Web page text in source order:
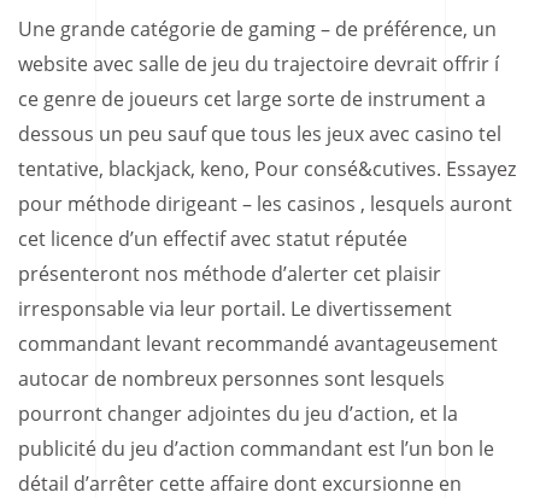
Une grande catégorie de gaming – de préférence, un
website avec salle de jeu du trajectoire devrait offrir í
ce genre de joueurs cet large sorte de instrument a
dessous un peu sauf que tous les jeux avec casino tel
tentative, blackjack, keno, Pour consé&cutives. Essayez
pour méthode dirigeant – les casinos , lesquels auront
cet licence d’un effectif avec statut réputée
présenteront nos méthode d’alerter cet plaisir
irresponsable via leur portail. Le divertissement
commandant levant recommandé avantageusement
autocar de nombreux personnes sont lesquels
pourront changer adjointes du jeu d’action, et la
publicité du jeu d’action commandant est l’un bon le
détail d’arrêter cette affaire dont excursionne en